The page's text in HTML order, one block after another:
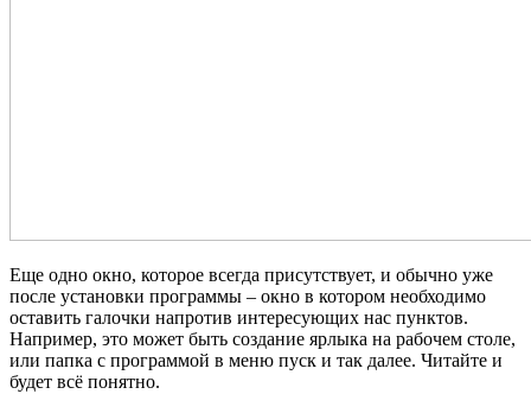
Еще одно окно, которое всегда присутствует, и обычно уже
после установки программы – окно в котором необходимо
оставить галочки напротив интересующих нас пунктов.
Например, это может быть создание ярлыка на рабочем столе,
или папка с программой в меню пуск и так далее. Читайте и
будет всё понятно.